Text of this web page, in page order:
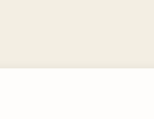
Rector Letters